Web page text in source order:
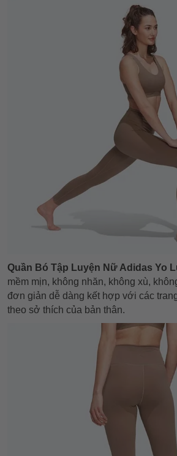
Quần Bó Tập Luyện Nữ Adidas Yo
mềm mịn, không nhăn, không xù,
đơn giản dễ dàng kết hợp với các
theo sở thích của bản thân.